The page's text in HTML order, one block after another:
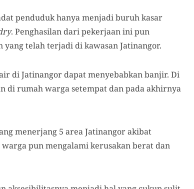
penduduk hanya menjadi buruh kasar
. Penghasilan dari pekerjaan ini pun
telah terjadi di kawasan Jatinangor.
di Jatinangor dapat menyebabkan banjir. Di
di rumah warga setempat dan pada akhirnya
menerjang 5 area Jatinangor akibat
pun mengalami kerusakan berat dan